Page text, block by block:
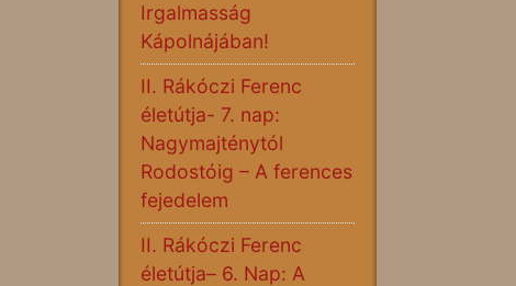
Irgalmasság
Kápolnájában!
II. Rákóczi Ferenc
életútja- 7. nap:
Nagymajténytól
Rodostóig – A ferences
fejedelem
II. Rákóczi Ferenc
életútja– 6. Nap: A